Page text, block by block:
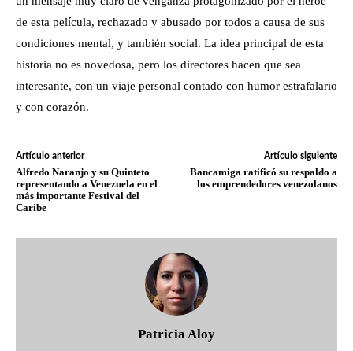
de esta película, rechazado y abusado por todos a causa de sus
condiciones mental, y también social. La idea principal de esta
historia no es novedosa, pero los directores hacen que sea
interesante, con un viaje personal contado con humor estrafalario
y con corazón.
Artículo anterior
Alfredo Naranjo y su Quinteto
representando a Venezuela en el
más importante Festival del
Caribe
Artículo siguiente
Bancamiga ratificó su respaldo a
los emprendedores venezolanos
Patricia Aloy